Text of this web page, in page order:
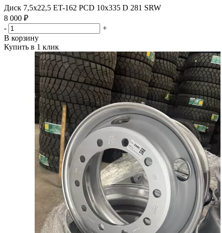
Диск 7,5х22,5 ET-162 PCD 10x335 D 281 SRW
8 000 ₽
-
+
В корзину
Купить в 1 клик